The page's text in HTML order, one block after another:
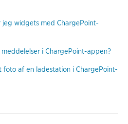
widgets med ChargePoint-
i ChargePoint-appen?
af en ladestation i ChargePoint-